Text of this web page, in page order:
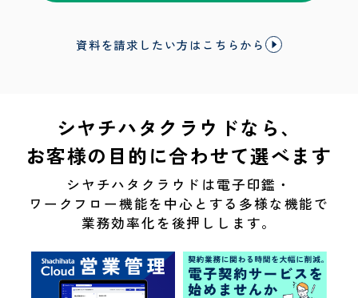
資料を請求したい方はこちらから
シヤチハタクラウドなら、
お客様の目的に合わせて選べます
シヤチハタクラウドは電子印鑑・
ワークフロー機能を中心とする多様な機能で
業務効率化を後押しします。